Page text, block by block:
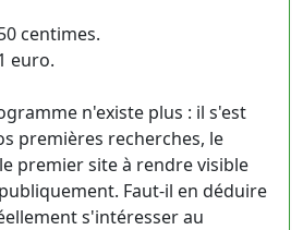
centimes.
euro.
n'existe plus : il s'est
premières recherches, le
premier site à rendre visible
Faut-il en déduire
s'intéresser au